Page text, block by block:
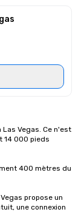
Vegas. Ce n'est
14 000 pieds
400 mètres du
propose un
une connexion